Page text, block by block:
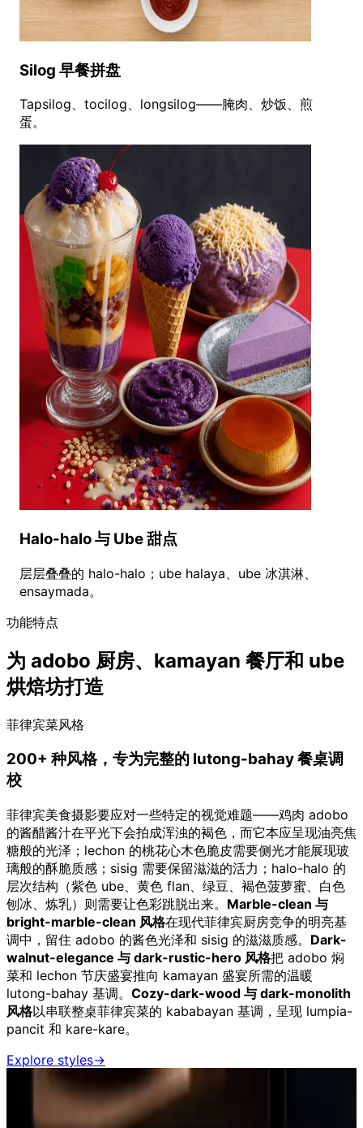
Silog 早餐拼盘
Tapsilog、tocilog、longsilog——腌肉、炒饭、煎
蛋。
Halo-halo 与 Ube 甜点
层层叠叠的 halo-halo；ube halaya、ube 冰淇淋、
ensaymada。
功能特点
为 adobo 厨房、kamayan 餐厅和 ube
烘焙坊打造
菲律宾菜风格
200+ 种风格，专为完整的 lutong-bahay 餐桌调
校
菲律宾美食摄影要应对一些特定的视觉难题——鸡肉 adobo
的酱醋酱汁在平光下会拍成浑浊的褐色，而它本应呈现油亮焦
糖般的光泽；lechon 的桃花心木色脆皮需要侧光才能展现玻
璃般的酥脆质感；sisig 需要保留滋滋的活力；halo-halo 的
层次结构（紫色 ube、黄色 flan、绿豆、褐色菠萝蜜、白色
刨冰、炼乳）则需要让色彩跳脱出来。 Marble-clean 与
bright-marble-clean 风格在现代菲律宾厨房竞争的明亮基
调中，留住 adobo 的酱色光泽和 sisig 的滋滋质感。 Dark-
walnut-elegance 与 dark-rustic-hero 风格把 adobo 焖
菜和 lechon 节庆盛宴推向 kamayan 盛宴所需的温暖
lutong-bahay 基调。 Cozy-dark-wood 与 dark-monolith
风格以串联整桌菲律宾菜的 kababayan 基调，呈现 lumpia-
pancit 和 kare-kare。
Explore styles→